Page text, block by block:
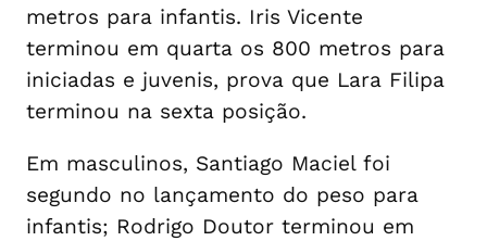
metros para infantis. Iris Vicente
terminou em quarta os 800 metros para
iniciadas e juvenis, prova que Lara Filipa
terminou na sexta posição.
Em masculinos, Santiago Maciel foi
segundo no lançamento do peso para
infantis; Rodrigo Doutor terminou em